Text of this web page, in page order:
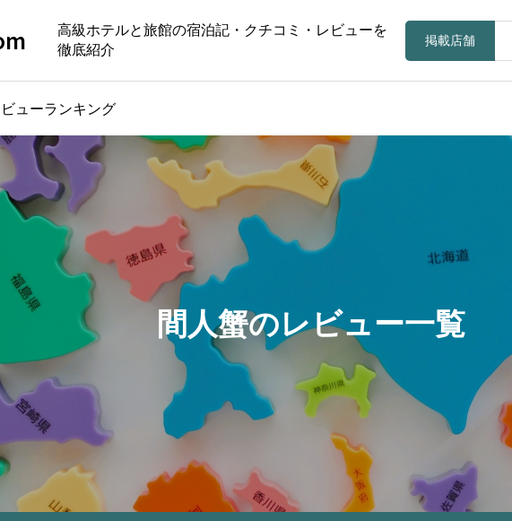
高級ホテルと旅館の宿泊記・クチコミ・レビューを
徹底紹介
掲載店舗
ューランキング
間人蟹のレビュー一覧